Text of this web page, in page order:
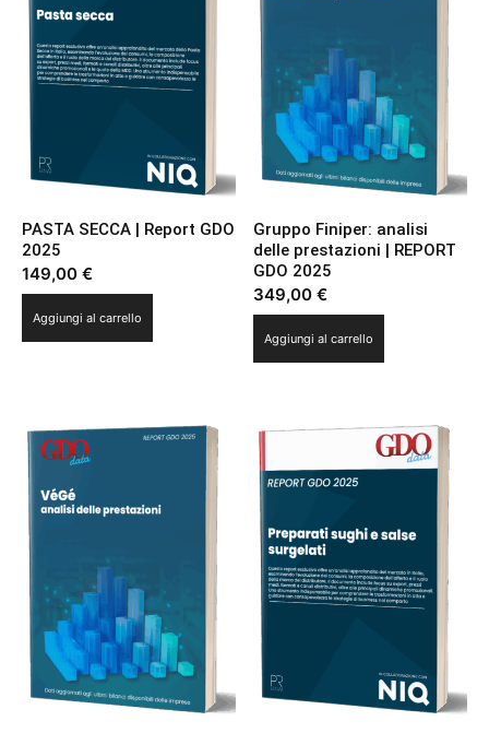
PASTA SECCA | Report GDO
2025
149,00 €
Aggiungi al carrello
Gruppo Finiper: analisi
delle prestazioni | REPORT
GDO 2025
349,00€
Aggiungi al carrello